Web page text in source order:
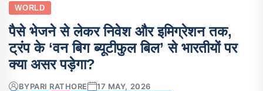
WORLD
पैसे भेजने से लेकर निवेश और इमिग्रेशन तक,
ट्रंप के ‘वन बिग ब्यूटीफुल बिल’ से भारतीयों पर
क्या असर पड़ेगा?
BYPARI RATHORE 17 MAY, 2026